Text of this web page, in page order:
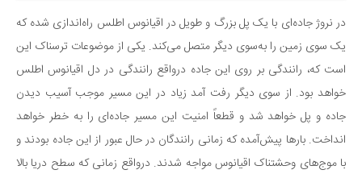
دانستنی‌ها
بازی
طنز
فال
مسابقه
اخبار
در نروژ جاده‌ای با یک پل بزرگ و طویل در اقیانوس اطلس راه‌اندازی شده که
یک سوی زمین را به‌سوی دیگر متصل می‌کند. یکی از موضوعات ترسناک این
است که، رانندگی بر روی این جاده درواقع رانندگی در دل اقیانوس اطلس
خواهد بود. از سوی دیگر رفت آمد زیاد در این مسیر موجب آسیب دیدن
جاده و پل خواهد شد و قطعاً امنیت این مسیر جاده‌ای را به خطر خواهد
انداخت. بارها پیش‌آمده که زمانی رانندگان در حال عبور از این جاده بودند و
با موج‌های وحشتناک اقیانوس مواجه شدند. درواقع زمانی که سطح دریا بالا